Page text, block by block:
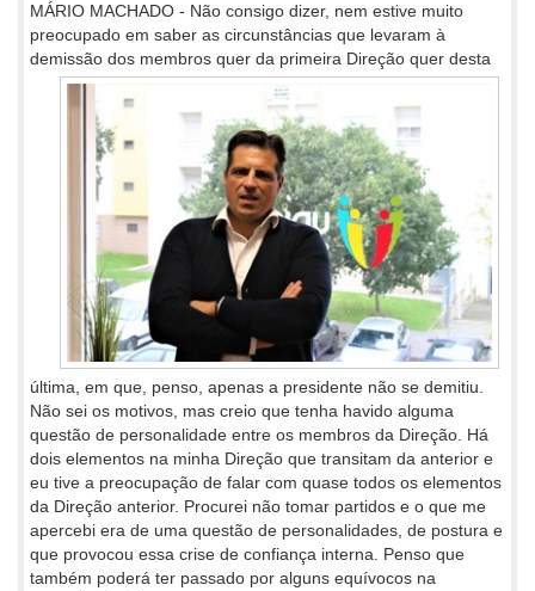
MÁRIO MACHADO - Não consigo dizer, nem estive muito
preocupado em saber as circunstâncias que levaram à
demissão dos membros quer da primeira Direção quer desta
última, em que, penso, apenas a presidente não se demitiu.
Não sei os motivos, mas creio que tenha havido alguma
questão de personalidade entre os membros da Direção. Há
dois elementos na minha Direção que transitam da anterior e
eu tive a preocupação de falar com quase todos os elementos
da Direção anterior. Procurei não tomar partidos e o que me
apercebi era de uma questão de personalidades, de postura e
que provocou essa crise de confiança interna. Penso que
também poderá ter passado por alguns equívocos na